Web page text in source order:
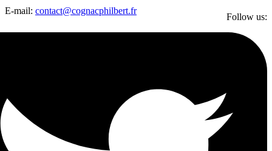
E-mail: contact@cognacphilbert.fr
Follow us: